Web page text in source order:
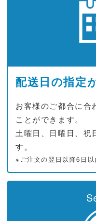
配送日の指定
お客様のご都合に合
ことができます。
土曜日、日曜日、祝
す。
※ご注文の翌日以降6日以